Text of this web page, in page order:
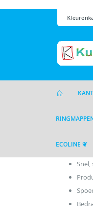
ECOLINE ❦
Snel,